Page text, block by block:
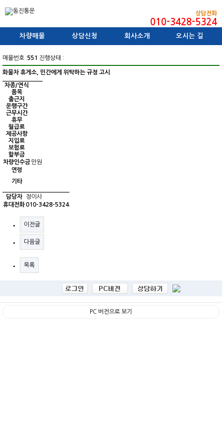
상담전화
010-3428-5324
차량매물 상담신청 회사소개 오시는 길
매물번호 :551 진행상태 :
화물차 휴게소, 민간에게 위탁하는 규정 고시
차종/연식
품목
출근지
운행구간
근무시간
휴무
월급료
제공사항
지입료
보험료
할부금
차량인수금 만원
연령
기타
담당자
정이사
휴대전화010-3428-5324
이전글
다음글
목록
PC 버전으로 보기